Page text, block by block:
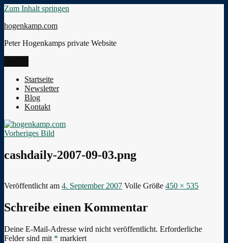
Zum Inhalt springen
hogenkamp.com
Peter Hogenkamps private Website
Startseite
Newsletter
Blog
Kontakt
Vorheriges Bild
cashdaily-2007-09-03.png
Veröffentlicht am 4. September 2007 Volle Größe 450 × 535
Schreibe einen Kommentar
Deine E-Mail-Adresse wird nicht veröffentlicht. Erforderliche
Felder sind mit * markiert